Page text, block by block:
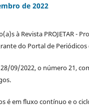
de 2022
à Revista PROJETAR -
do Portal de Periódicos
09/2022, o número 21,
é em fluxo contínuo e o